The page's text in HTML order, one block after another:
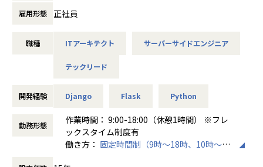
【デジタルの力で行政と地域をアップデートするパブリテッ
ク事業】
適切なデジタル
多くの地域では高齢化・人口減少が進んで行き、地域が抱え
その一方で、これまで地域を支えてきた行政職員の数は減少
地域を支える行政職員が地域に対して十分な業務ができなく
なると、これまで行政職員が対応していた福祉サービスや災
雇用形態 正社員
職種 ITアーキテクト サーバーサイドエンジニア
テックリード
開発経験 Django Flask Python
勤務形態
作業時間： 9:00-18:00（休憩1時間） ※フレ
ックスタイム制度有
働き方： 固定時間制（9時～18時、10時～19